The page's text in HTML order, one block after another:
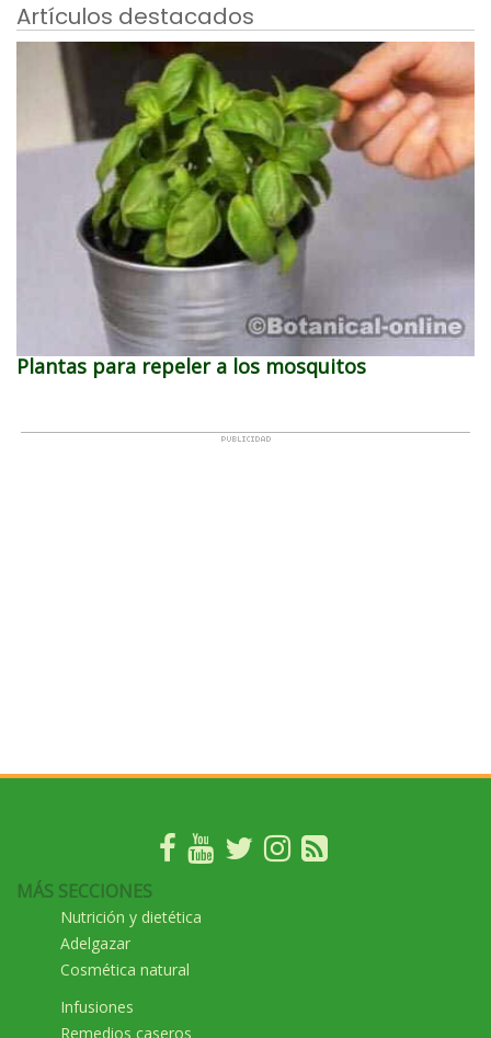
Artículos destacados
Plantas para repeler a los mosquitos
MÁS SECCIONES
Nutrición y dietética
Adelgazar
Cosmética natural
Infusiones
Remedios caseros